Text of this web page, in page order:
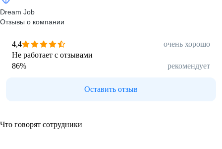
Dream Job
Отзывы о компании
4,4
очень хорошо
Не работает с отзывами
86% рекомендует
Оставить отзыв
Что говорят сотрудники